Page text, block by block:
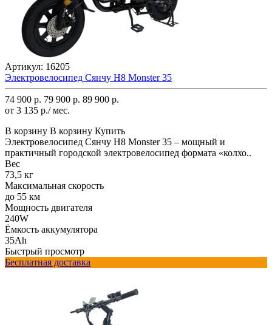
Артикул: 16205
Электровелосипед Сянчу H8 Monster 35
74 900 р. 79 900 р. 89 900 р.
от 3 135 р./ мес.
В корзину В корзину Купить
Электровелосипед Сянчу H8 Monster 35 – мощный и
практичный городской электровелосипед формата «колхо..
Вес
73,5 кг
Максимальная скорость
до 55 км
Мощность двигателя
240W
Ёмкость аккумулятора
35Ah
Быстрый просмотр
Бесплатная доставка